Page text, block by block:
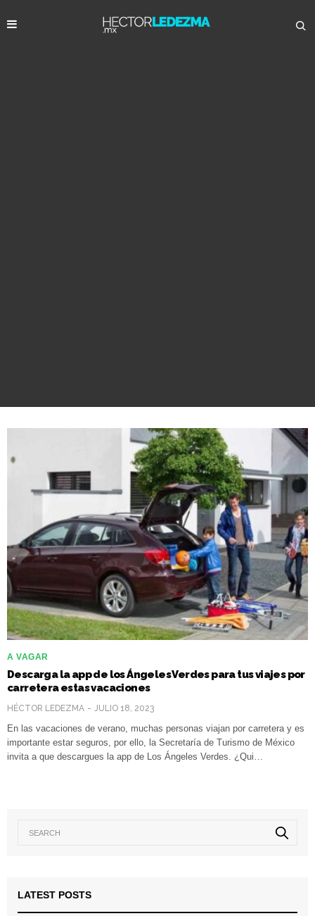
A VAGAR
Descarga la app de los Ángeles Verdes para tus viajes por
carretera estas vacaciones
HÉCTOR LEDEZMA JULIO 18, 2023
En las vacaciones de verano, muchas personas viajan por carretera y es
importante estar seguros, por ello, la Secretaría de Turismo de México
invita a que descargues la app de Los Ángeles Verdes. ¿Qui…
LATEST POSTS